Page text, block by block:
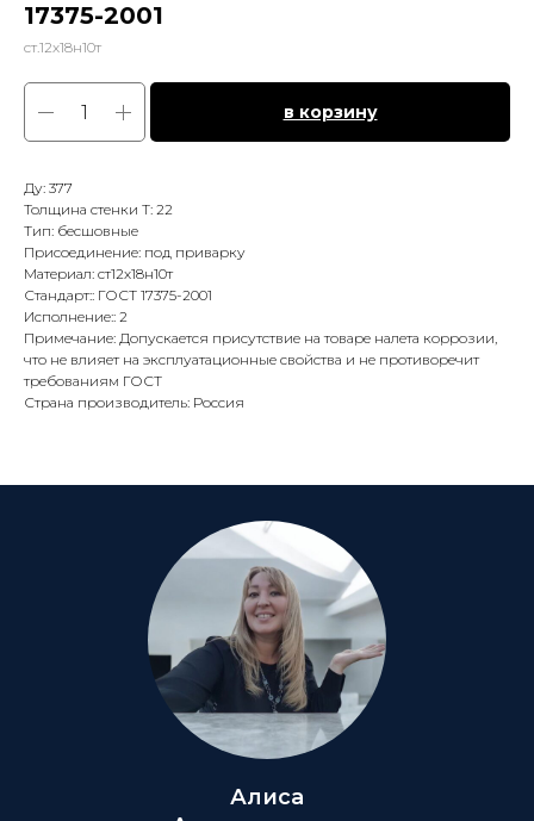
17375-2001
ст.12х18н10т
в корзину
Ду: 377
Толщина стенки Т: 22
Тип: бесшовные
Присоединение: под приварку
Материал: ст12х18н10т
Стандарт:: ГОСТ 17375-2001
Исполнение:: 2
Примечание: Допускается присутствие на товаре налета коррозии,
что не влияет на эксплуатационные свойства и не противоречит
требованиям ГОСТ
Страна производитель: Россия
Алиса